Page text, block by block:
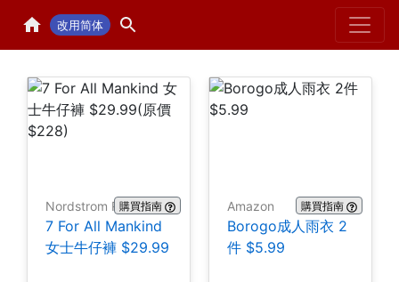
改用简体 Home
Nordstrom Rack購買指南
7 For All Mankind
女士牛仔褲 $29.99
Amazon 購買指南
Borogo成人雨衣 2
件 $5.99